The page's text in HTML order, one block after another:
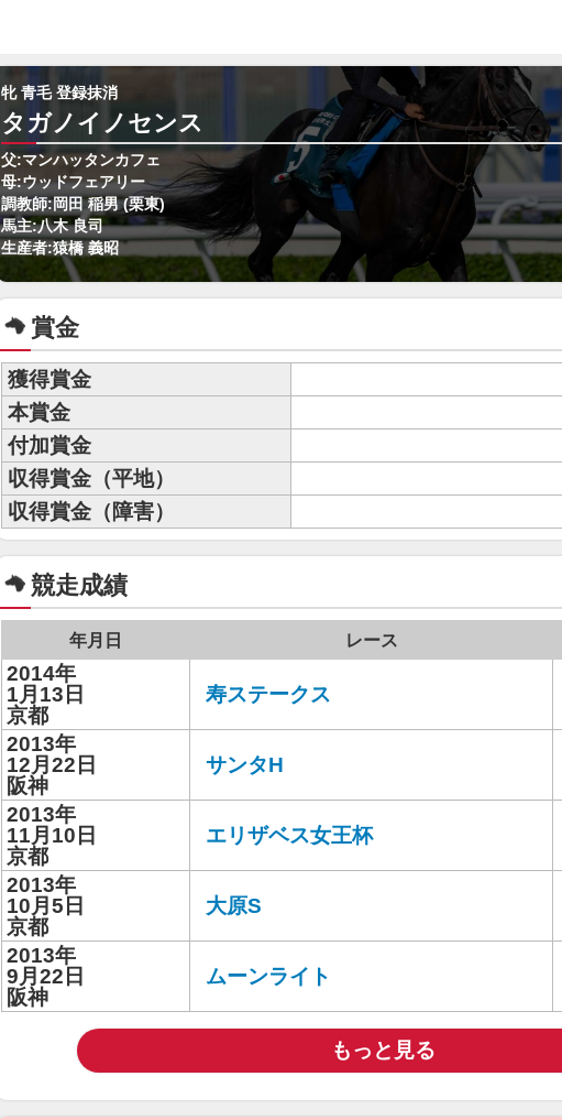
牝 青毛 登録抹消
タガノイノセンス
父:マンハッタンカフェ
母:ウッドフェアリー
調教師:岡田 稲男 (栗東)
馬主:八木 良司
生産者:猿橋 義昭
賞金
獲得賞金
本賞金
付加賞金
収得賞金（平地）
収得賞金（障害）
競走成績
年月日 レース
2014年
1月13日
京都
寿ステークス
2013年
12月22日
阪神
サンタH
2013年
11月10日
京都
エリザベス女王杯
2013年
10月5日
京都
大原S
2013年
9月22日
阪神
ムーンライト
もっと見る